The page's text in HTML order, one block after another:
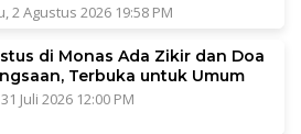
2 Agustus 2026 19:58 PM
di Monas Ada Zikir dan Doa
Terbuka untuk Umum
Juli 2026 12:00 PM